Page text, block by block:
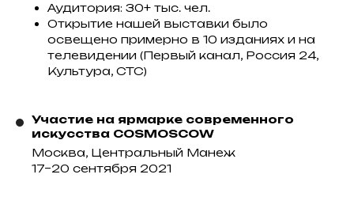
Аудитория: 30+ тыс. чел.
Открытие нашей выставки было
освещено примерно в 10 изданиях и на
телевидении (Первый канал, Россия 24,
Культура, СТС)
Участие на ярмарке современного
искусства COSMOSCOW
Москва, Центральный Манеж
17–20 сентября 2021